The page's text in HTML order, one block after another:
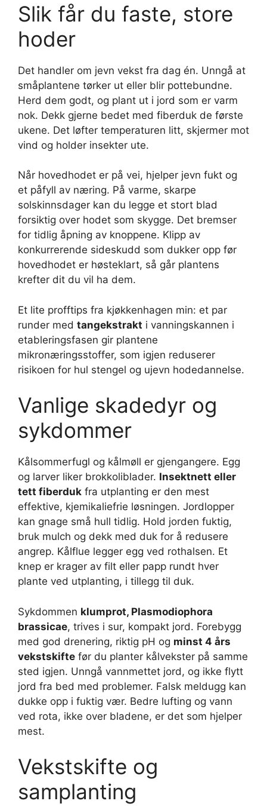
Slik får du faste, store
hoder
Det handler om jevn vekst fra dag én. Unngå at
småplantene tørker ut eller blir pottebundne.
Herd dem godt, og plant ut i jord som er varm
nok. Dekk gjerne bedet med fiberduk de første
ukene. Det løfter temperaturen litt, skjermer mot
vind og holder insekter ute.
Når hovedhodet er på vei, hjelper jevn fukt og
et påfyll av næring. På varme, skarpe
solskinnsdager kan du legge et stort blad
forsiktig over hodet som skygge. Det bremser
for tidlig åpning av knoppene. Klipp av
konkurrerende sideskudd som dukker opp før
hovedhodet er høsteklart, så går plantens
krefter dit du vil ha dem.
Et lite profftips fra kjøkkenhagen min: et par
runder med tangekstrakt i vanningskannen i
etableringsfasen gir plantene
mikronæringsstoffer, som igjen reduserer
risikoen for hul stengel og ujevn hodedannelse.
Vanlige skadedyr og
sykdommer
Kålsommerfugl og kålmøll er gjengangere. Egg
og larver liker brokkoliblader. Insektnett eller
tett fiberduk fra utplanting er den mest
effektive, kjemikaliefrie løsningen. Jordlopper
kan gnage små hull tidlig. Hold jorden fuktig,
bruk mulch og dekk med duk for å redusere
angrep. Kålflue legger egg ved rothalsen. Et
knep er krager av filt eller papp rundt hver
plante ved utplanting, i tillegg til duk.
Sykdommen klumprot, Plasmodiophora
brassicae, trives i sur, kompakt jord. Forebygg
med god drenering, riktig pH og minst 4 års
vekstskifte før du planter kålvekster på samme
sted igjen. Unngå vannmettet jord, og ikke flytt
jord fra bed med problemer. Falsk meldugg kan
dukke opp i fuktig vær. Bedre lufting og vann
ved rota, ikke over bladene, er det som hjelper
mest.
Vekstskifte og
samplanting